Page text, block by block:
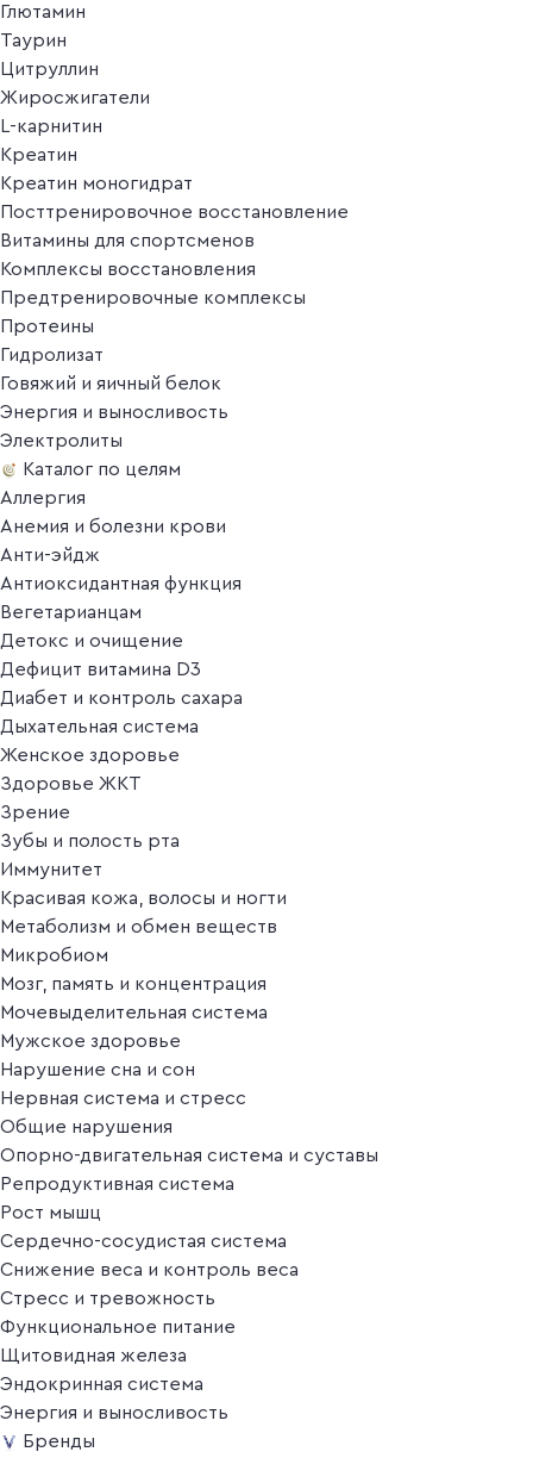
Глютамин
Таурин
Цитруллин
Жиросжигатели
L-карнитин
Креатин
Креатин моногидрат
Посттренировочное восстановление
Витамины для спортсменов
Комплексы восстановления
Предтренировочные комплексы
Протеины
Гидролизат
Говяжий и яичный белок
Энергия и выносливость
Электролиты
Каталог по целям
Аллергия
Анемия и болезни крови
Анти-эйдж
Антиоксидантная функция
Вегетарианцам
Детокс и очищение
Дефицит витамина D3
Диабет и контроль сахара
Дыхательная система
Женское здоровье
Здоровье ЖКТ
Зрение
Зубы и полость рта
Иммунитет
Красивая кожа, волосы и ногти
Метаболизм и обмен веществ
Микробиом
Мозг, память и концентрация
Мочевыделительная система
Мужское здоровье
Нарушение сна и сон
Нервная система и стресс
Общие нарушения
Опорно-двигательная система и суставы
Репродуктивная система
Рост мышц
Сердечно-сосудистая система
Снижение веса и контроль веса
Стресс и тревожность
Функциональное питание
Щитовидная железа
Эндокринная система
Энергия и выносливость
Бренды